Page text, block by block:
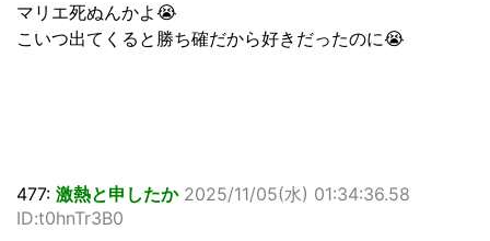
マリエ死ぬんかよ😭
こいつ出てくると勝ち確だから好きだったのに😭
477: 激熱と申したか 2025/11/05(水) 01:34:36.58
ID:t0hnTr3B0